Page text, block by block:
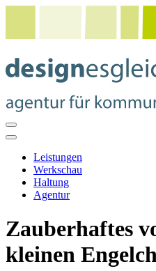
Leistungen
Werkschau
Haltung
Agentur
Zauberhaftes
kleinen